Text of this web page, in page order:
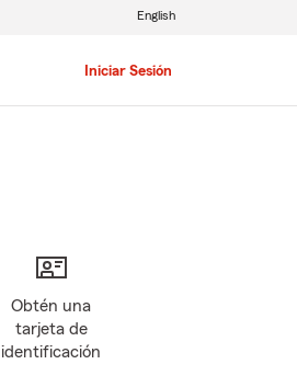
Iniciar Sesión
English
Obtén una
tarjeta de
identificación